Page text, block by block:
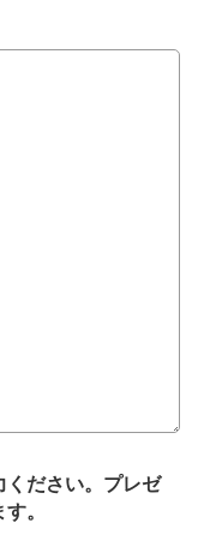
ください。プレゼ
。